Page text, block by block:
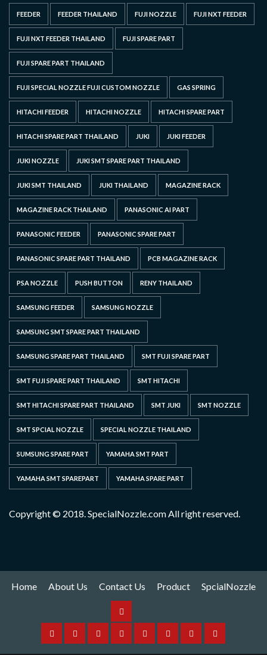
FEEDER FEEDER THAILAND FUJI NOZZLE FUJI NXT FEEDER
FUJI NXT FEEDER THAILAND FUJI SPARE PART
FUJI SPARE PART THAILAND
FUJI SPECIAL NOZZLE FUJI CUSTOM NOZZLE GAS SPRING
HITACHI FEEDER HITACHI NOZZLE HITACHI SPARE PART
HITACHI SPARE PART THAILAND JUKI JUKI FEEDER
JUKI NOZZLE JUKI SMT SPARE PART THAILAND
JUKI SMT THAILAND JUKI THAILAND MAGAZINE RACK
MAGAZINE RACK THAILAND PANASONIC AI PART
PANASONIC FEEDER PANASONIC SPARE PART
PANASONIC SPARE PART THAILAND PCB MAGAZINE RACK
PSA NOZZLE PUSH BUTTON RENY THAILAND
SAMSUNG FEEDER SAMSUNG NOZZLE
SAMSUNG SMT SPARE PART THAILAND
SAMSUNG SPARE PART THAILAND SMT FUJI SPARE PART
SMT FUJI SPARE PART THAILAND SMT HITACHI
SMT HITACHI SPARE PART THAILAND SMT JUKI SMT NOZZLE
SMT SPCIAL NOZZLE SPECIAL NOZZLE THAILAND
SUMSUNG SPARE PART YAMAHA SMT PART
YAMAHA SMT SPAREPART YAMAHA SPARE PART
Copyright © 2018. SpecialNozzle.com All right reserved.
Home About Us Contact Us Product SpcialNozzle
HomeAboutContact
Product
SpareYamaha
I HitachiSpcialNozzle